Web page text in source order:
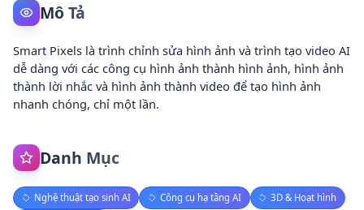
Mô Tả
Smart Pixels là trình chỉnh sửa hình ảnh và trình tạo video AI
dễ dàng với các công cụ hình ảnh thành hình ảnh, hình ảnh
thành lời nhắc và hình ảnh thành video để tạo hình ảnh
nhanh chóng, chỉ một lần.
Danh Mục
Nghệ thuật tạo sinh AI Công cụ hạ tầng AI
3D & Hoạt hình